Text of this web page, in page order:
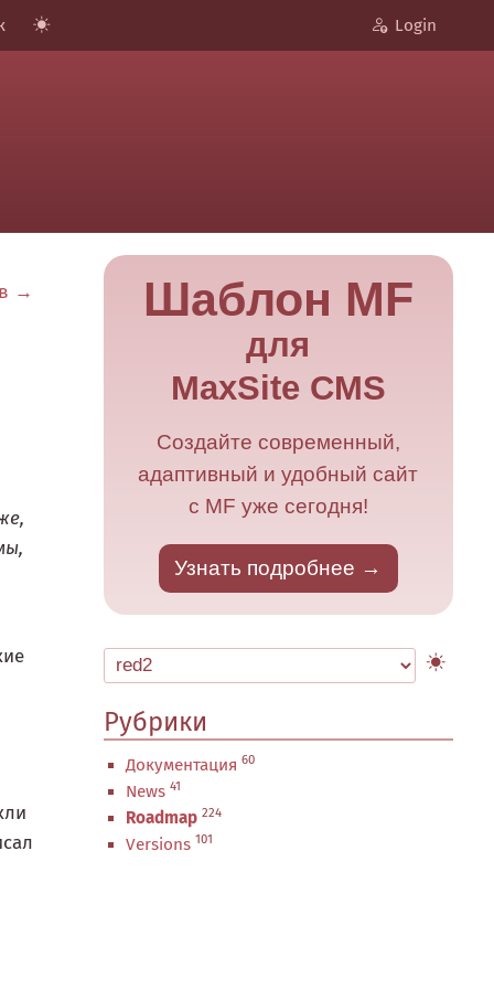
Login
→ Шаблон MF
для
MaxSite CMS
Создайте современный,
адаптивный и удобный сайт
с MF уже сегодня!
Узнать подробнее
Рубрики
Документация 60
News 41
Roadmap 224
Versions 101